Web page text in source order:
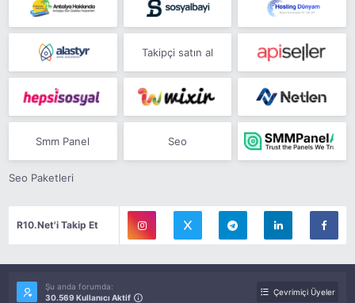
Takipçi satın al
Smm Panel Seo
Seo Paketleri
R10.Net'i Takip Et
Şu anda forumda:
30.569 Kullanıcı Aktif
Çevrimiçi Üyeler